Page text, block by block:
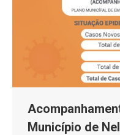
Município de